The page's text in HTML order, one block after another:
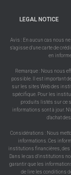
LEGAL NOTICE
Avis : En aucun cas nous
s'agisse d'une carte de
en
Remarque : Nous nous
possible. Il est important
sur les sites Web des
spécifique. Pour les
produits listés sur ce
informations sont à jour.
d'achat
Considérations : Nous
informations. Ces
institutions financières, des
Dans le cas d'institutions
garantir que les
de lire les conditions